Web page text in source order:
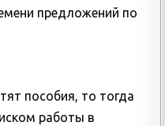
предложений по
пособия, то тогда
работы в